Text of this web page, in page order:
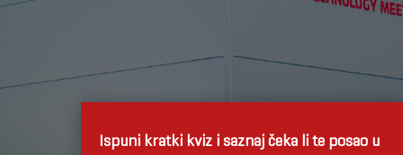
Ispuni kratki kviz i saznaj čeka li te posao u